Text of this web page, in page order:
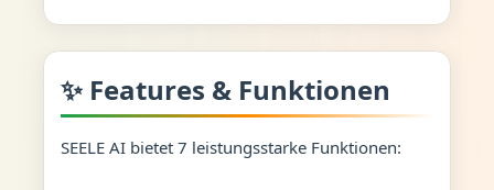
✨ Features & Funktionen
SEELE AI bietet 7 leistungsstarke Funktionen: